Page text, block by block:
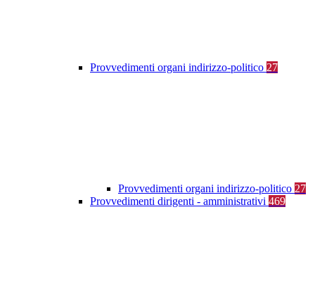
Provvedimenti organi indirizzo-politico 27
Provvedimenti organi indirizzo-politico 27
Provvedimenti dirigenti - amministrativi 469